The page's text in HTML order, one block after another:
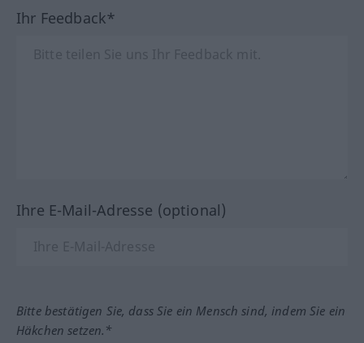
Ihr Feedback*
Ihre E-Mail-Adresse (optional)
Bitte bestätigen Sie, dass Sie ein Mensch sind, indem Sie ein
Häkchen setzen.*